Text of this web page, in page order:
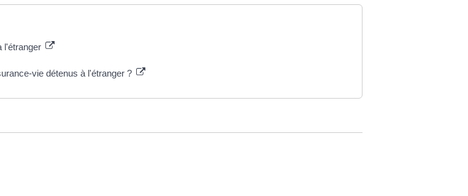
l'étranger
vie détenus à l'étranger ?